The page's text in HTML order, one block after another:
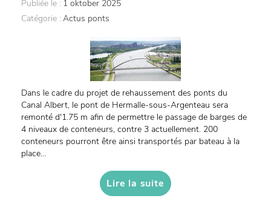
Publiée le : 1 oktober 2025
Catégorie : Actus ponts
Dans le cadre du projet de rehaussement des ponts du
Canal Albert, le pont de Hermalle-sous-Argenteau sera
remonté d'1.75 m afin de permettre le passage de barges de
4 niveaux de conteneurs, contre 3 actuellement. 200
conteneurs pourront être ainsi transportés par bateau à la
place...
Lire la suite